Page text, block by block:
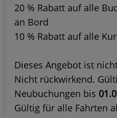
20 % Rabatt auf alle
an Bord
10 % Rabatt auf alle
Dieses Angebot ist
Nicht rückwirkend.
Neubuchungen bis
Gültig für alle Fahrten